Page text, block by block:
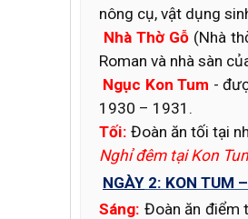
nông cụ, vật dụng
Nhà Thờ Gỗ (Nhà
Roman và nhà sàn
Ngục Kon Tum -
1930 – 1931.
Tối: Đoàn ăn tối tại
Nghỉ đêm tại Kon
NGÀY 2: KON TUM
Sáng: Đoàn ăn điểm